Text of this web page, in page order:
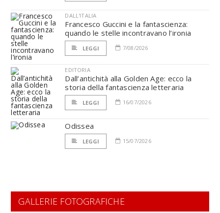
DALL'ITALIA
Francesco Guccini e la fantascienza:
quando le stelle incontravano l’ironia
LEGGI 7/08/2026
EDITORIA
Dall’antichità alla Golden Age: ecco la
storia della fantascienza letteraria
LEGGI 16/07/2026
Odissea
LEGGI 15/07/2026
GALLERIE FOTOGRAFICHE